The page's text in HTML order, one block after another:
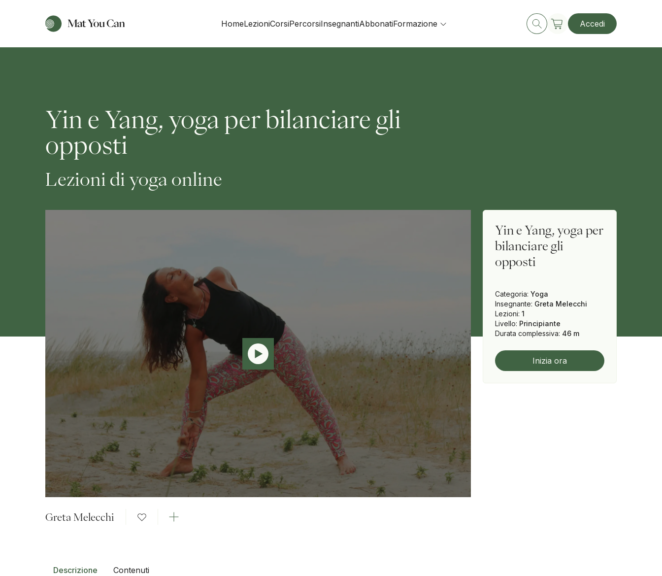
HomeLezioniCorsiPercorsiInsegnantiAbbonatiFormazione Accedi
Yin e Yang, yoga per bilanciare gli
opposti
Lezioni di yoga online
Yin e Yang, yoga per
bilanciare gli
opposti
Categoria: Yoga
Insegnante: Greta Melecchi
Lezioni: 1
Livello: Principiante
Durata complessiva: 46 m
Inizia ora
Greta Melecchi
Descrizione Contenuti